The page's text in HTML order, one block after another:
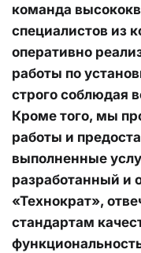
команда
специалистов из
оперативно
работы по
строго соблюдая
Кроме того, мы
работы и
выполненные
разработанный и
«Технократ»,
стандартам